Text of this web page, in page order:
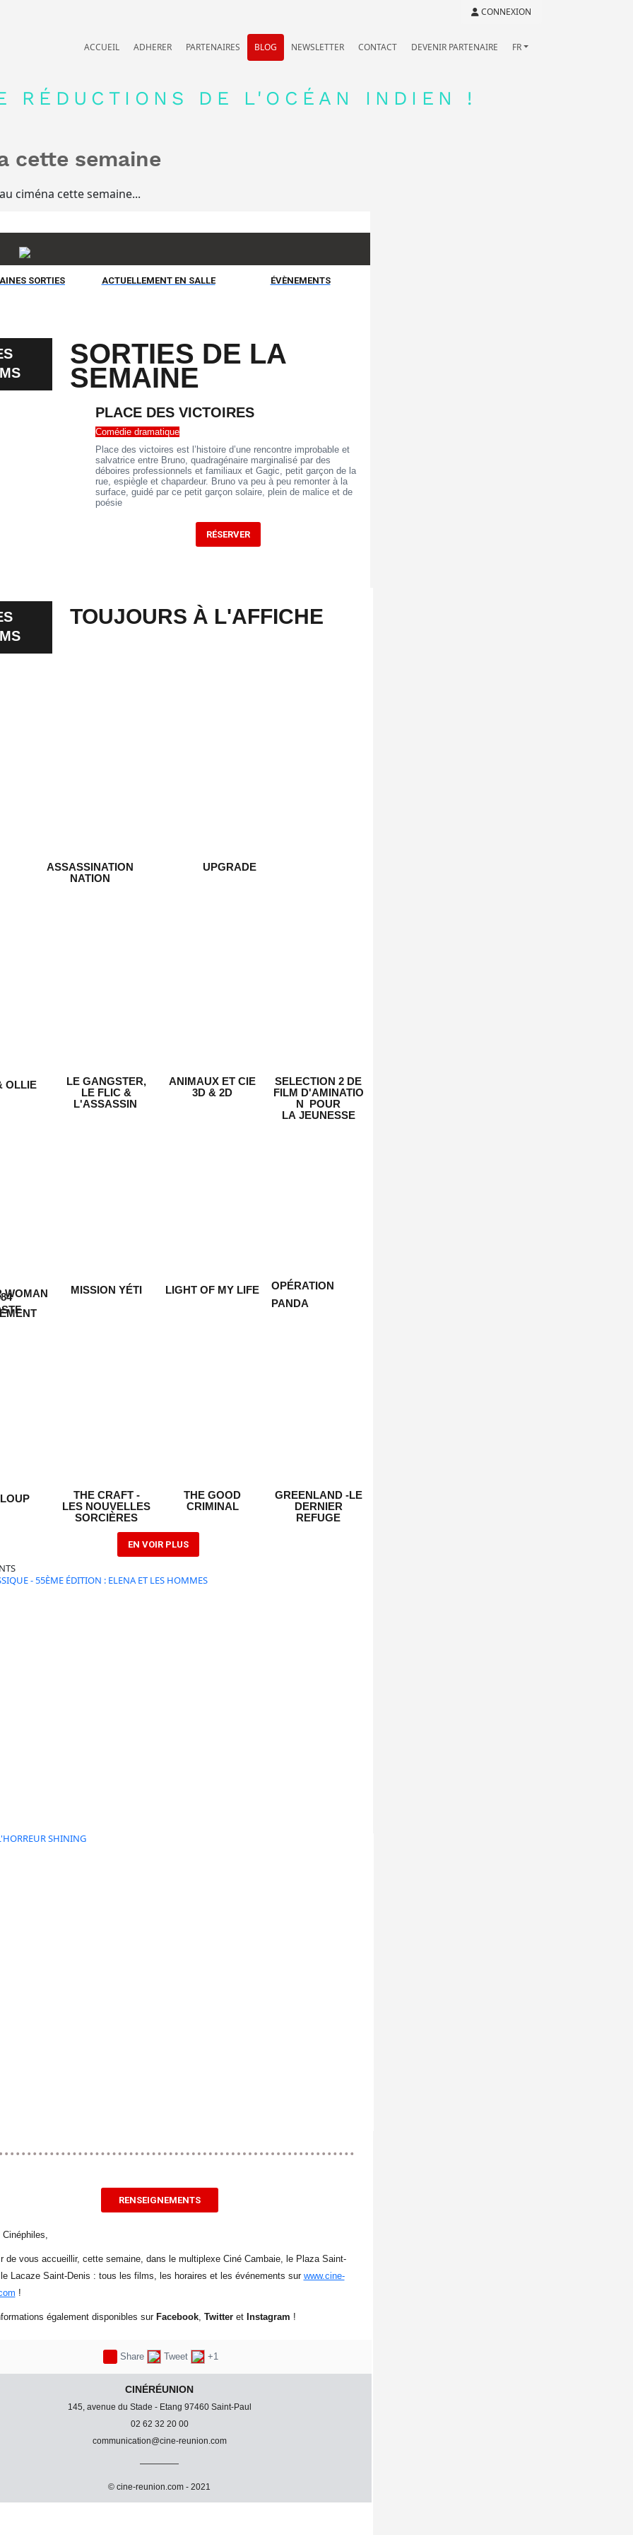
CONNEXION
ACCUEIL ADHERER PARTENAIRES BLOG NEWSLETTER CONTACT DEVENIR PARTENAIRE FR
RÉDUCTIONS DE L'OCÉAN INDIEN !
cette semaine
ciména cette semaine...
SORTIES ACTUELLEMENT EN SALLE ÉVÈNEMENTS
SORTIES DE LA
SEMAINE
PLACE DES VICTOIRES
Comédie dramatique
Place des victoires est l’histoire d’une rencontre improbable et
salvatrice entre Bruno, quadragénaire marginalisé par des
déboires professionnels et familiaux et Gagic, petit garçon de la
rue, espiègle et chapardeur. Bruno va peu à peu remonter à la
surface, guidé par ce petit garçon solaire, plein de malice et de
poésie
RÉSERVER
TOUJOURS À L'AFFICHE
ASSASSINATION
NATION
UPGRADE
OLLIE
LE GANGSTER,
LE FLIC &
L'ASSASSIN
ANIMAUX ET CIE
3D & 2D
SELECTION 2 DE
FILM D'AMINATIO
N POUR
LA JEUNESSE
WOMAN MISSION YÉTI LIGHT OF MY LIFE
OPÉRATION
PANDA
THE CRAFT -
LES NOUVELLES
SORCIÈRES
THE GOOD
CRIMINAL
GREENLAND -LE
DERNIER
REFUGE
EN VOIR PLUS
RENSEIGNEMENTS
Cinéphiles,
de vous accueillir, cette semaine, dans le multiplexe Ciné Cambaie, le Plaza Saint-
Lacaze Saint-Denis : tous les films, les horaires et les événements sur www.cine-
!
également disponibles sur Facebook, Twitter et Instagram !
Share Tweet +1
CINÉRÉUNION
145, avenue du Stade - Etang 97460 Saint-Paul
02 62 32 20 00
communication@cine-reunion.com
© cine-reunion.com - 2021